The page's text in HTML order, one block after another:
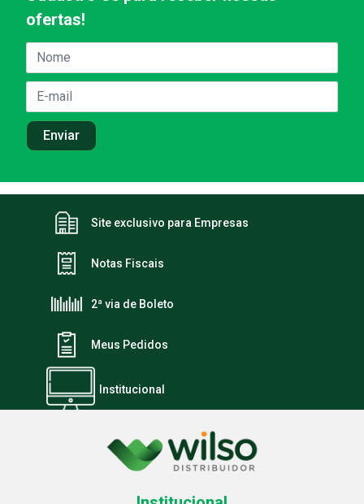
ofertas!
Site exclusivo para Empresas
Notas Fiscais
2ª via de Boleto
Meus Pedidos
Institucional